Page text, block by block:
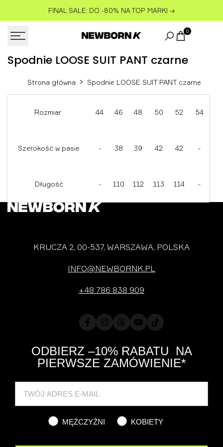
FINAL SALE: DO -80% NA TOP MARKI →
0
Spodnie
SUIT
Spodnie LOOSE SUIT PANT czarne
Strona główna Spodnie LOOSE SUIT PANT czarne
Rozmiar 44 46 48 50 52 54
Szerokość w pasie - 38 39 42 42 -
Długość - 110 112 113 114 -
KRUCZA 2, 00-537, WARSZAWA, POLSKA
INFO@NEWBORNK.PL
+48 786 838 909
FacebookInstagramTranslation
missing:
YouTubeTikTok
ODBIERZ –10% RABATU NA
PIERWSZE ZAMÓWIENIE*
Cat MĘŻCZYŹNI KOBIETY